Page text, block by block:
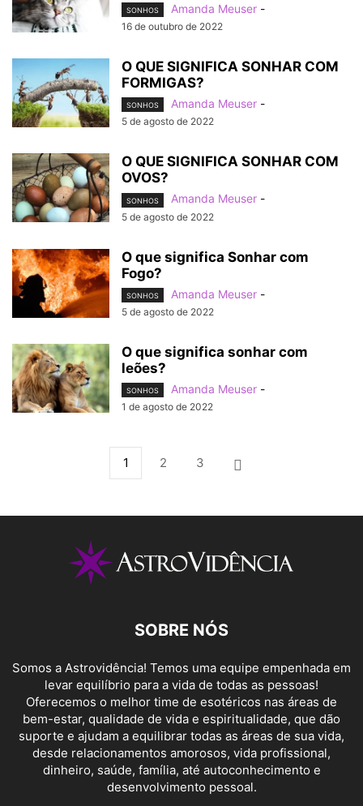
SONHOS Amanda Meuser -
16 de outubro de 2022
O QUE SIGNIFICA SONHAR COM
FORMIGAS?
SONHOS Amanda Meuser -
5 de agosto de 2022
O QUE SIGNIFICA SONHAR COM
OVOS?
SONHOS Amanda Meuser -
5 de agosto de 2022
O que significa Sonhar com
Fogo?
SONHOS Amanda Meuser -
5 de agosto de 2022
O que significa sonhar com
leões?
SONHOS Amanda Meuser -
1 de agosto de 2022
1 2 3
SOBRE NÓS
Somos a Astrovidência! Temos uma equipe empenhada em
levar equilíbrio para a vida de todas as pessoas!
Oferecemos o melhor time de esotéricos nas áreas de
bem-estar, qualidade de vida e espiritualidade, que dão
suporte e ajudam a equilibrar todas as áreas de sua vida,
desde relacionamentos amorosos, vida profissional,
dinheiro, saúde, família, até autoconhecimento e
desenvolvimento pessoal.